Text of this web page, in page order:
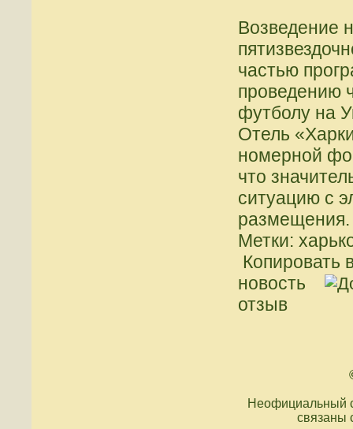
Возведение
частью
проведению
футболу на
Отель
номерной
что
ситуацию с
размещения.
Метки:
Копировать
новость
отзыв
Неофициальный
связаны